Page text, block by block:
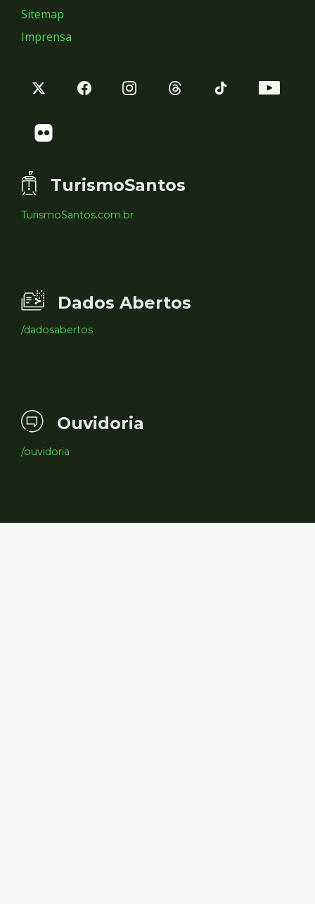
Sitemap
Imprensa
TurismoSantos
TurismoSantos.com.br
Dados Abertos
/dadosabertos
Ouvidoria
/ouvidoria